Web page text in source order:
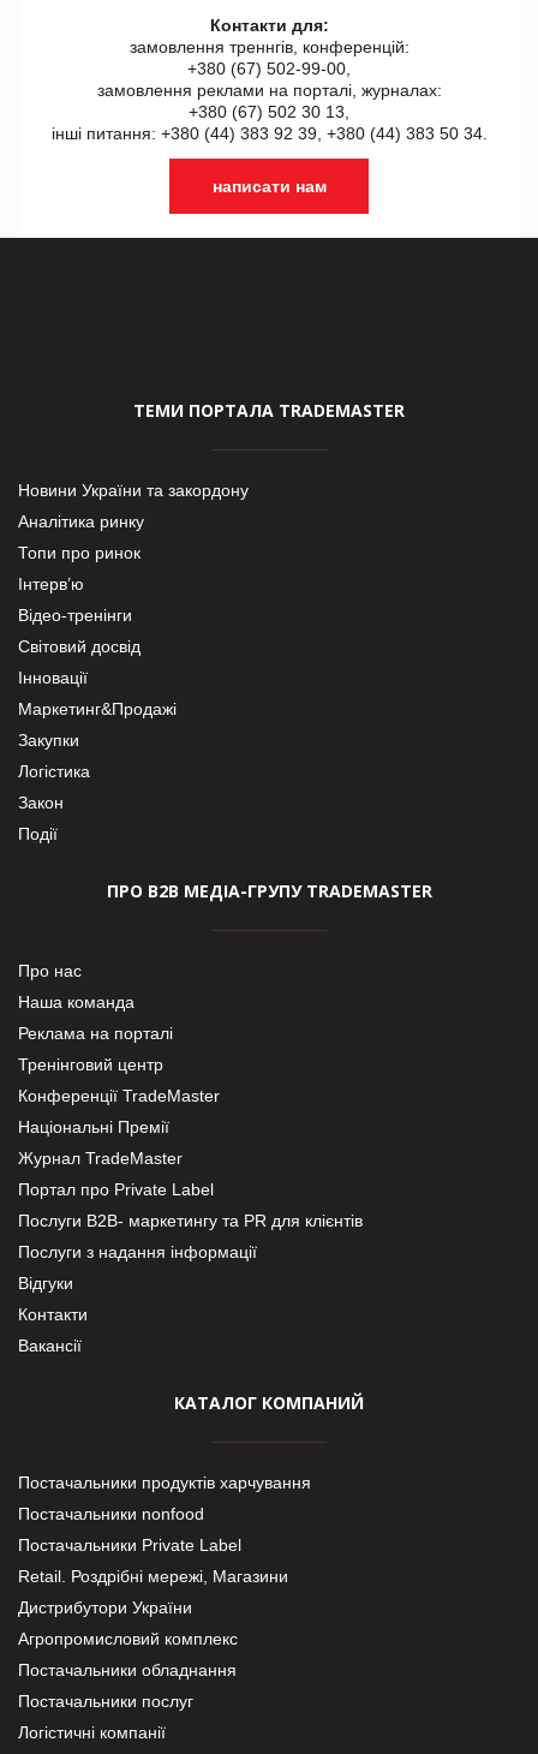
Контакти для:
замовлення треннгів, конференцій:
+380 (67) 502-99-00,
замовлення реклами на порталі, журналах:
+380 (67) 502 30 13,
інші питання: +380 (44) 383 92 39, +380 (44) 383 50 34.
написати нам
ТЕМИ ПОРТАЛА TRADEMASTER
Новини України та закордону
Аналітика ринку
Топи про ринок
Інтерв’ю
Відео-тренінги
Світовий досвід
Інновації
Маркетинг&Продажі
Закупки
Логістика
Закон
Події
ПРО В2В МЕДІА-ГРУПУ TRADEMASTER
Про нас
Наша команда
Реклама на порталі
Тренінговий центр
Конференції TradeMaster
Національні Премії
Журнал TradeMaster
Портал про Private Label
Послуги В2В- маркетингу та PR для клієнтів
Послуги з надання інформації
Відгуки
Контакти
Вакансії
КАТАЛОГ КОМПАНИЙ
Постачальники продуктів харчування
Постачальники nonfood
Постачальники Private Label
Retail. Роздрібні мережі, Магазини
Дистрибутори України
Агропромисловий комплекс
Постачальники обладнання
Постачальники послуг
Логістичні компанії